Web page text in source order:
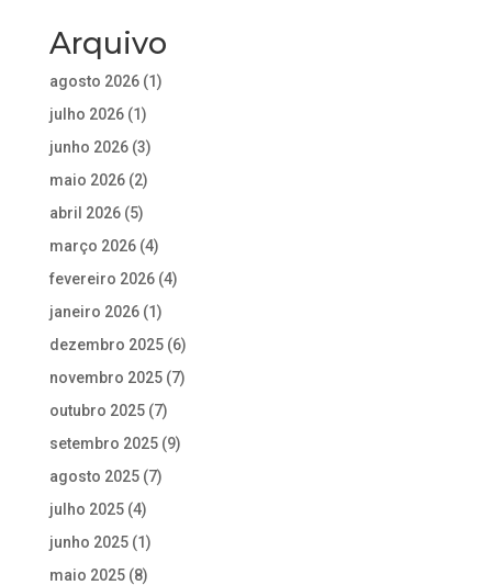
Arquivo
agosto 2026(1)
julho 2026(1)
junho 2026(3)
maio 2026(2)
abril 2026(5)
março 2026(4)
fevereiro 2026(4)
janeiro 2026(1)
dezembro 2025(6)
novembro 2025(7)
outubro 2025(7)
setembro 2025(9)
agosto 2025(7)
julho 2025(4)
junho 2025(1)
maio 2025(8)